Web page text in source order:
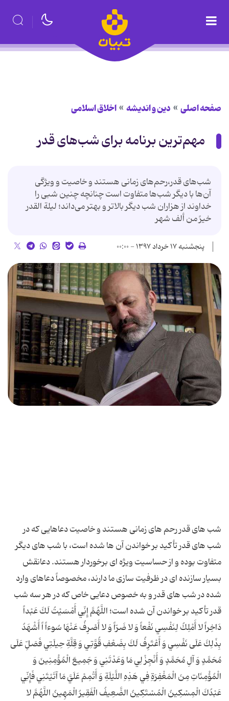
صفحه اصلی دین و اندیشه اخلاق اسلامی
مهم‌ترین برنامه برای شب‌های قدر
شب‌های قدر،رحم‌های زمانی هستند و خاصیت و ویژگی
آن‌ها با دیگر شب‌ها متفاوت است چنانچه چنین شبی را
خداوند از هزاران شب دیگر بالاتر و بهتر می‌داند؛ لیلة القدر
خیرً من ألف شهر
پنجشنبه ۱۷ خرداد ۱۳۹۷ - ۰۰:۰۰
شب های قدر رحم های زمانی هستند و خاصیت دعاهایی که در
شب های قدر تأکید بر خواندن آن ها شده است، با شب های دیگر
متفاوت بوده و از حساسیت ویژه ای برخوردار هستند. دعانقش
بسیار سازنده ای در ظرفیت سازی ما دارند، مخصوصاً دعاهای وارد
شده در شب های قدر و به خصوص دعایی خاص که در هر سه شب
قدر تأکید بر خواندن آن شده است؛ اللَّهُمَّ إِنِّي أَمْسَيْتُ لَكَ عَبْداً
دَاخِراً لا أَمْلِكُ لِنَفْسِي نَفْعاً وَ لا ضَرّاً وَ لا أَصْرِفُ عَنْهَا سُوءاً اً أَشْهَدُ
بِذَلِكَ عَلَى نَفْسِي وَ أَعْتَرِفُ لَكَ بِضَعْفِ قُوَّتِي وَ قِلَّةِ حِيلَتِي فَصَلِّ عَلَى
مُحَمَّدٍ وَ آلِ مُحَمَّدٍ وَ أَنْجِزْ لِي مَا وَعَدْتَنِي وَ جَمِيعَ الْمُؤْمِنِينَ وَ
الْمُؤْمِنَاتِ مِنَ الْمَغْفِرَةِ فِي هَذِهِ اللَّيْلَةِ وَ أَتْمِمْ عَلَيَّ مَا آتَيْتَنِي فَإِنِّي
عَبْدُكَ الْمِسْكِينُ الْمُسْتَكِينُ الضَّعِيفُ الْفَقِيرُ الْمَهِينُ اللَّهُمَّ لا